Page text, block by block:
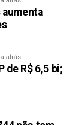
aumenta
atrás
de R$ 6,5 bi;